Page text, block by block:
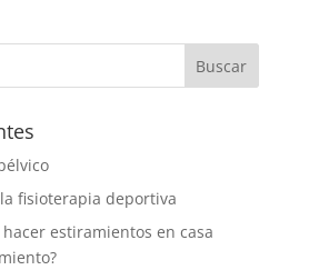
fisioterapia deportiva
estiramientos en casa